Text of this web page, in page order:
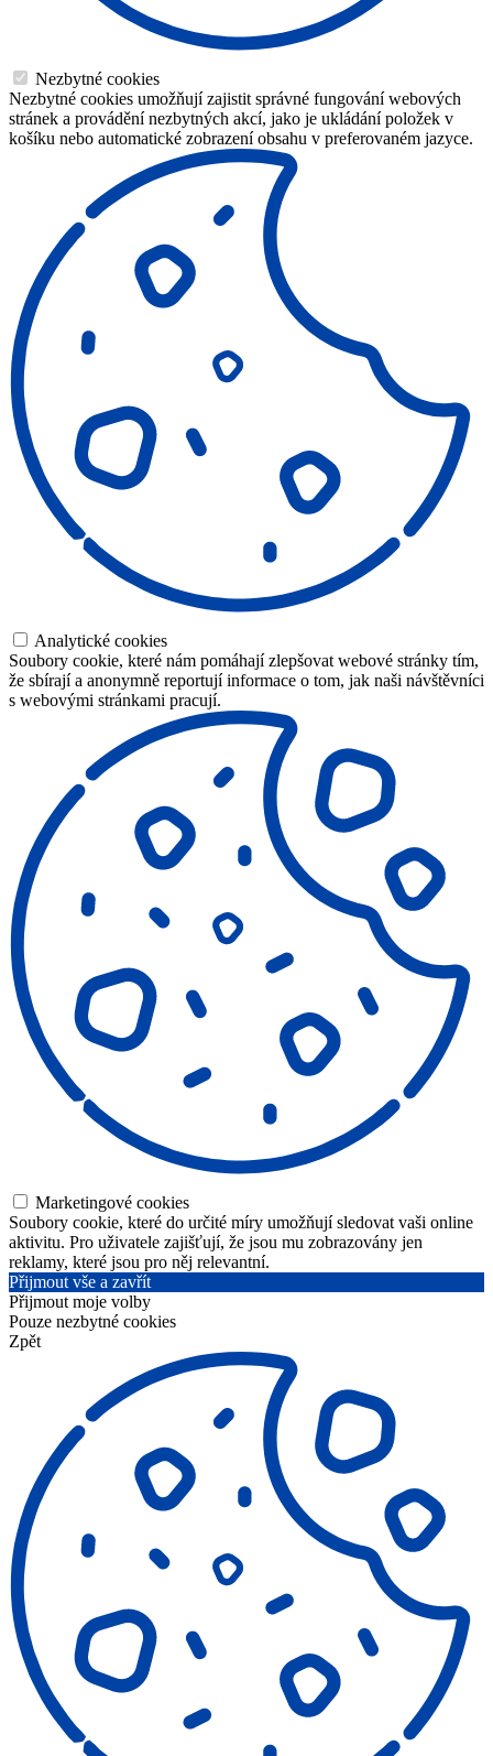
Nezbytné cookies
Nezbytné cookies umožňují zajistit správné fungování webových
stránek a provádění nezbytných akcí, jako je ukládání položek v
košíku nebo automatické zobrazení obsahu v preferovaném jazyce.
Analytické cookies
Soubory cookie, které nám pomáhají zlepšovat webové stránky tím,
že sbírají a anonymně reportují informace o tom, jak naši návštěvníci
s webovými stránkami pracují.
Marketingové cookies
Soubory cookie, které do určité míry umožňují sledovat vaši online
aktivitu. Pro uživatele zajišťují, že jsou mu zobrazovány jen
reklamy, které jsou pro něj relevantní.
Přijmout vše a zavřít
Přijmout moje volby
Pouze nezbytné cookies
Zpět